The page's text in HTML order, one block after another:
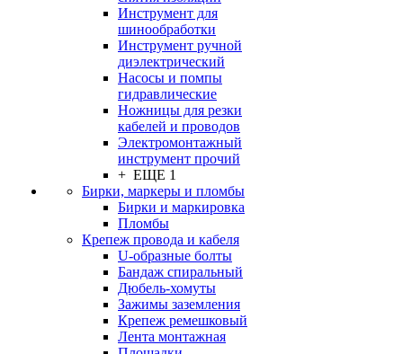
Инструмент для
шинообработки
Инструмент ручной
диэлектрический
Насосы и помпы
гидравлические
Ножницы для резки
кабелей и проводов
Электромонтажный
инструмент прочий
+ ЕЩЕ 1
Бирки, маркеры и пломбы
Бирки и маркировка
Пломбы
Крепеж провода и кабеля
U-образные болты
Бандаж спиральный
Дюбель-хомуты
Зажимы заземления
Крепеж ремешковый
Лента монтажная